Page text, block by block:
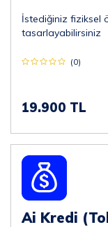
İstediğiniz fiziksel
tasarlayabilirsiniz
(0)
19.900 TL
Ai Kredi